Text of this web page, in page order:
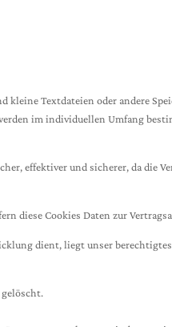
Textdateien oder andere
im individuellen Umfang
effektiver und sicherer, da die
diese Cookies Daten zur
dient, liegt unser